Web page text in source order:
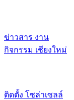
ข่าวสาร งาน
กิจกรรม เชียงใหม่
ติดตั้ง โซล่าเซลล์